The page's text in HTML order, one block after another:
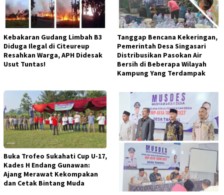
Kebakaran Gudang Limbah B3
Diduga Ilegal di Citeureup
Resahkan Warga, APH Didesak
Usut Tuntas!
Tanggap Bencana Kekeringan,
Pemerintah Desa Singasari
Distribusikan Pasokan Air
Bersih di Beberapa Wilayah
Kampung Yang Terdampak
Buka Trofeo Sukahati Cup U-17,
Kades H Endang Gunawan:
Ajang Merawat Kekompakan
dan Cetak Bintang Muda